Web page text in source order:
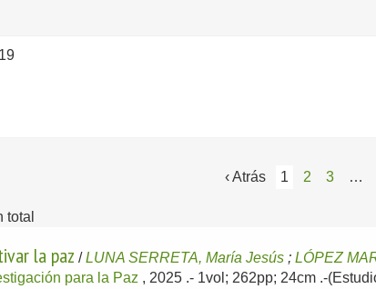
‹ Atrás 1 2 3 …
total
la paz /LUNA SERRETA, María Jesús ;LÓPEZ
para la Paz , 2025 .- 1vol; 262pp; 24cm .-